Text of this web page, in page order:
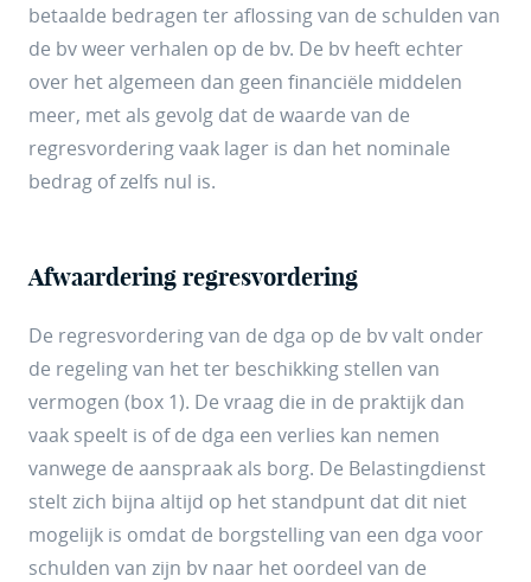
betaalde bedragen ter aflossing van de schulden van
de bv weer verhalen op de bv. De bv heeft echter
over het algemeen dan geen financiële middelen
meer, met als gevolg dat de waarde van de
regresvordering vaak lager is dan het nominale
bedrag of zelfs nul is.
Afwaardering regresvordering
De regresvordering van de dga op de bv valt onder
de regeling van het ter beschikking stellen van
vermogen (box 1). De vraag die in de praktijk dan
vaak speelt is of de dga een verlies kan nemen
vanwege de aanspraak als borg. De Belastingdienst
stelt zich bijna altijd op het standpunt dat dit niet
mogelijk is omdat de borgstelling van een dga voor
schulden van zijn bv naar het oordeel van de